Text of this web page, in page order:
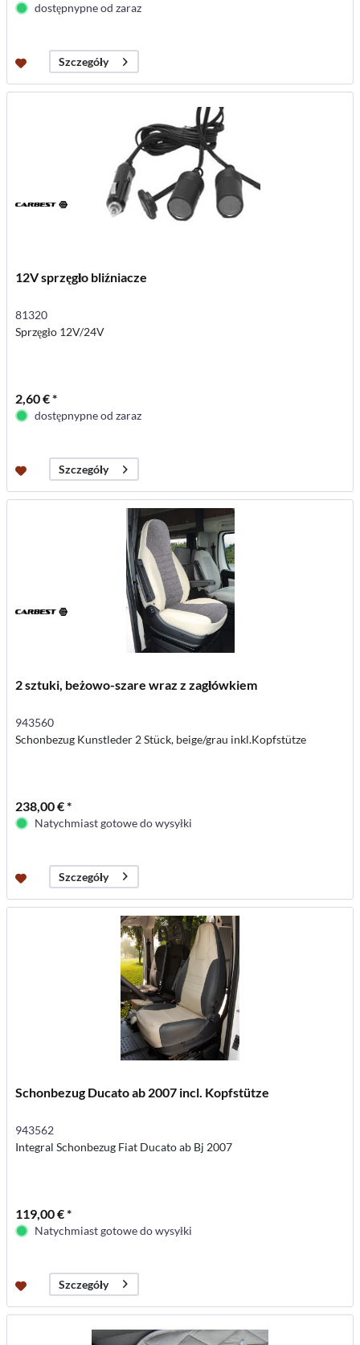
dostępnypne od zaraz
Szczegóły
12V sprzęgło bliźniacze
81320
Sprzęgło 12V/24V
2,60 € *
dostępnypne od zaraz
Szczegóły
2 sztuki, beżowo-szare wraz z zagłówkiem
943560
Schonbezug Kunstleder 2 Stück, beige/grau inkl.Kopfstütze
238,00 € *
Natychmiast gotowe do wysyłki
Szczegóły
Schonbezug Ducato ab 2007 incl. Kopfstütze
943562
Integral Schonbezug Fiat Ducato ab Bj 2007
119,00 € *
Natychmiast gotowe do wysyłki
Szczegóły